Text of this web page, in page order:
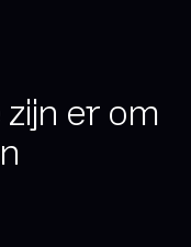
er om